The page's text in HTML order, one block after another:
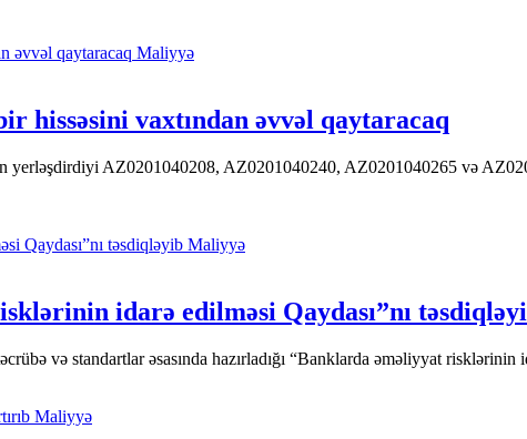
Maliyyə
hissəsini vaxtından əvvəl qaytaracaq
AZ0201040208, AZ0201040240, AZ0201040265 və
Maliyyə
idarə edilməsi Qaydası”nı
və standartlar əsasında hazırladığı “Banklarda əməliyyat risklərinin
Maliyyə